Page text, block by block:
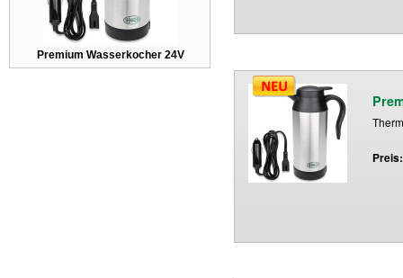
Premium Wasserkocher 24V